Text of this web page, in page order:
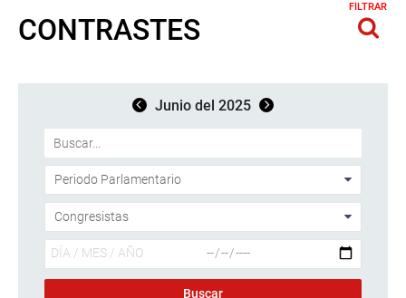
CONTRASTES
FILTRAR
Junio del 2025